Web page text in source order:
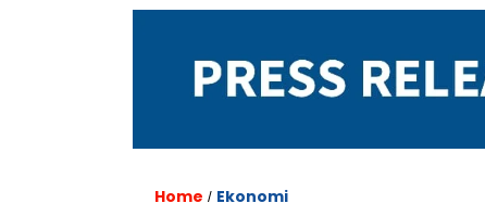
Home / Ekonomi